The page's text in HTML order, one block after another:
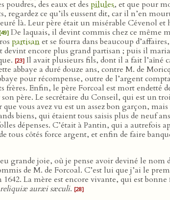
des eaux et des pilules, et que pour
regardez ce qu’ils eussent dit, car il n’en
là. Leur père était un misérable Cévenol
[49] De laquais, il devint commis chez ce même
partisanet se fourra dans beaucoup
devint encore plus grand partisan ; puis il
[23] Il avait plusieurs fils, dont il a fait l’aîné
abbaye a duré douze ans, contre M. de
pour récompense, outre de l’argent
Enfin, le père Forcoal est mort endetté
père. Le secrétaire du Conseil, qui est un
vous avez vu est un assez bon garçon,
biens, qui étaient tous saisis plus de neuf
dépenses. C’était à Pantin, qui a autrefois
tous côtés force argent, et enfin de faire
grande joie, où je pense avoir deviné le nom
de M. de Forcoal. C’est lui que j’ai le
La mère est encore vivante, qui est
reliquiæ auræi sæculi. [28]